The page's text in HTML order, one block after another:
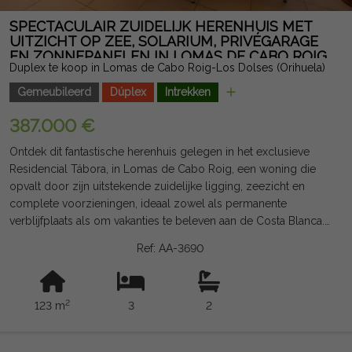
SPECTACULAIR ZUIDELIJK HERENHUIS MET
UITZICHT OP ZEE, SOLARIUM, PRIVÉGARAGE
EN ZONNEPANELEN IN LOMAS DE CABO ROIG
Duplex te koop in Lomas de Cabo Roig-Los Dolses (Orihuela)
Gemeubileerd
Dúplex Intrekken
387.000 €
Ontdek dit fantastische herenhuis gelegen in het exclusieve
Residencial Tábora, in Lomas de Cabo Roig, een woning die
opvalt door zijn uitstekende zuidelijke ligging, zeezicht en
complete voorzieningen, ideaal zowel als permanente
verblijfplaats als om vakanties te beleven aan de Costa Blanca.
comfortabele en functionele indeling. Het heeft drie grote
slaapkamers, waarvan één op de begane grond, en twee
volledige badkamers met vloerverwarming voor meer comfort
gedurende het jaar. De lichte woon-eetkamer is geïntegreerd
Ref: AA-3690
123 m2 3 2